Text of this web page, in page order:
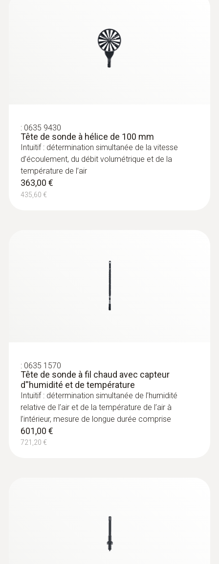
Sonde d'humidité et de température
très précise (numérique) - avec fil
Intuitif : menu de mesure clairement structuré
pour la mesure de longue durée ainsi que
détermination simultanée de l’humidité
relative de l’air et de la température de l’air à
l’intérieur
:0636 9770
Tête de sonde d'humidité et de
température très précise
Intuitif : détermination simultanée de
l’humidité relative de l’air et de la température
de l’air à l’intérieur, mesure de longue durée
: 0635 9430
Tête de sonde à hélice de 100 mm
Intuitif : détermination simultanée de la vitesse
d’écoulement, du débit volumétrique et de la
température de l’air
363,00 €
435,60 €
: 0635 1570
Tête de sonde à fil chaud avec capteur
d''humidité et de température
Intuitif : détermination simultanée de l’humidité
relative de l’air et de la température de l’air à
l’intérieur, mesure de longue durée comprise
601,00 €
721,20 €